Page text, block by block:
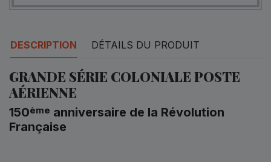
DESCRIPTION DÉTAILS DU PRODUIT
GRANDE SÉRIE COLONIALE POSTE
AÉRIENNE
150ème anniversaire de la Révolution
Française